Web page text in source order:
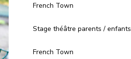
French Town
Stage théâtre parents / enfants
French Town